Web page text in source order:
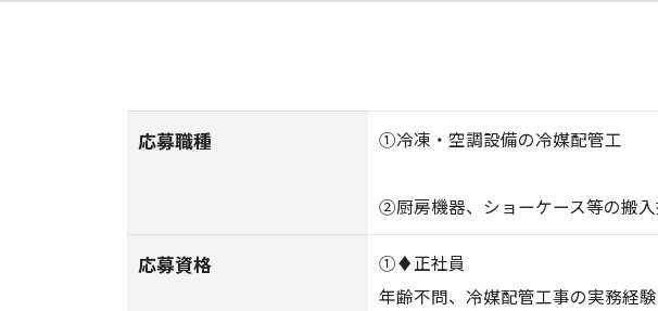
応募職種 ①冷凍・空調設備の冷媒配管工
②厨房機器、ショーケース等の搬
応募資格
①♦正社員
年齢不問、冷媒配管工事の実務経験